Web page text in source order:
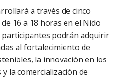
a través de cinco
16 a 18 horas en el Nido
participantes podrán adquirir
al fortalecimiento de
la innovación en los
la comercialización de